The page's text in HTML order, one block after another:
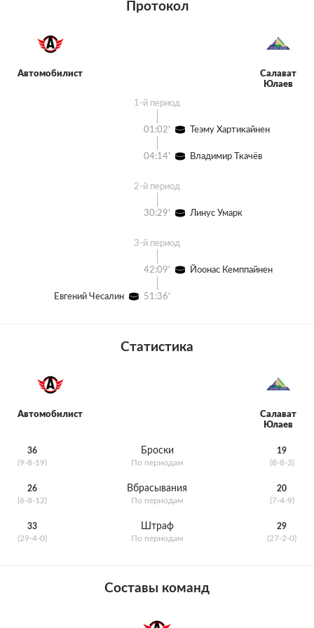
Протокол
Автомобилист
Салават
Юлаев
1-й период
Теэму Хартикайнен
01:02'
Владимир Ткачёв
04:14'
2-й период
Линус Умарк
30:29'
3-й период
Йоонас Кемппайнен
42:09'
Евгений Чесалин 51:36'
Статистика
Автомобилист
Салават
Юлаев
36
(9-8-19)
Броски
По периодам
19
(8-8-3)
26
(6-8-12)
Вбрасывания
По периодам
20
(7-4-9)
33
(29-4-0)
Штраф
По периодам
29
(27-2-0)
Составы команд